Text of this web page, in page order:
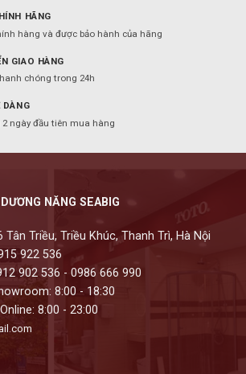
HÃNG
hàng và được bảo hành của hãng
GIAO HÀNG
chóng trong 24h
ngày đầu tiên mua hàng
NĂNG SEABIG
Triều, Triều Khúc, Thanh Trì, Hà Nội
922 536
902 536 - 0986 666 990
8:00 - 18:30
8:00 - 23:00